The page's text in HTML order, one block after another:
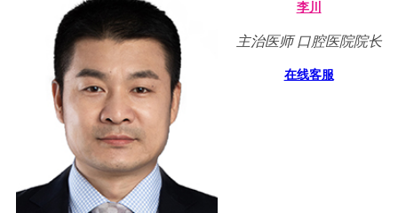
李川
主治医师 口腔医院院长
在线客服